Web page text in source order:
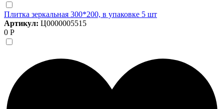
Плитка зеркальная 300*200, в упаковке 5 шт
Артикул: Ц0000005515
0 Р